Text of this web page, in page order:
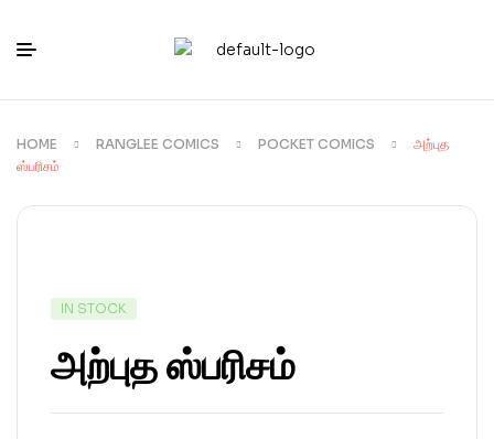
HOME RANGLEE COMICS POCKET COMICS
அற்புத
ஸ்பரிசம்
IN STOCK
அற்புத ஸ்பரிசம்